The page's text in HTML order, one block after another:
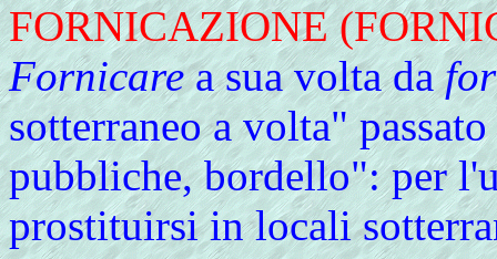
FORNICAZIONE
Fornicarea sua volta da
sotterraneo a volta"
pubbliche, bordello": per
prostituirsi in locali